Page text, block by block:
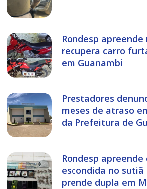
Rondesp apreende
recupera carro
em Guanambi
Prestadores
meses de atraso
da Prefeitura de
Rondesp apreende
escondida no sutiã
prende dupla em